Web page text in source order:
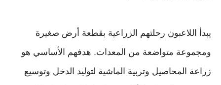
يبدأ اللاعبون رحلتهم الزراعية بقطعة أرض صغيرة
ومجموعة متواضعة من المعدات. هدفهم الأساسي هو
زراعة المحاصيل وتربية الماشية لتوليد الدخل وتوسيع